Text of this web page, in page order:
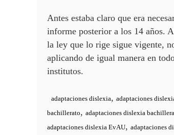
Antes estaba claro que era
informe posterior a los 14 años.
la ley que lo rige sigue vigente,
aplicando de igual manera en
institutos.
adaptaciones dislexia, adaptaciones
bachillerato, adaptaciones dislexia
adaptaciones dislexia EvAU, adaptaciones